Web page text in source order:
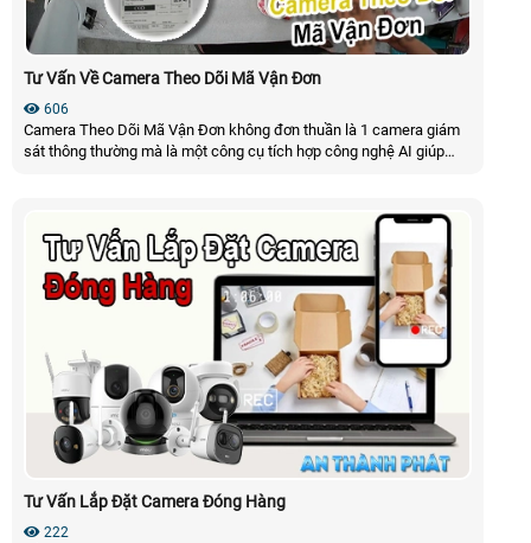
Tư Vấn Về Camera Theo Dõi Mã Vận Đơn
606
Camera Theo Dõi Mã Vận Đơn không đơn thuần là 1 camera giám
sát thông thường mà là một công cụ tích hợp công nghệ AI giúp
lý trên phần mềm chuyên dụng để tra cứu các mã vận đơn đã đọc
được và tải video đóng gói của đơn hàng đó cực nhanh chóng
Tư Vấn Lắp Đặt Camera Đóng Hàng
222